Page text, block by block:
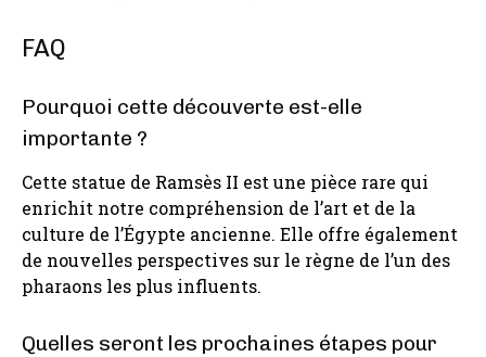
FAQ
Pourquoi cette découverte est-elle
importante ?
Cette statue de Ramsès II est une pièce rare qui
enrichit notre compréhension de l’art et de la
culture de l’Égypte ancienne. Elle offre également
de nouvelles perspectives sur le règne de l’un des
pharaons les plus influents.
Quelles seront les prochaines étapes pour